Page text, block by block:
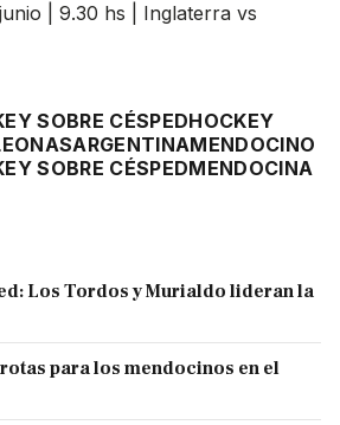
| 9.30 hs | Inglaterra vs
SOBRE CÉSPEDHOCKEY
ARGENTINAMENDOCINO
SOBRE CÉSPEDMENDOCINA
Los Tordos y Murialdo lideran la
para los mendocinos en el